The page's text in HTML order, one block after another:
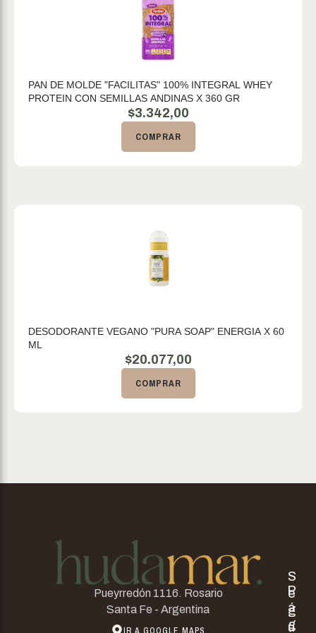
PAN DE MOLDE "FACILITAS" 100% INTEGRAL WHEY
PROTEIN CON SEMILLAS ANDINAS X 360 GR
$3.342,00
COMPRAR
DESODORANTE VEGANO "PURA SOAP" ENERGIA X 60
ML
$20.077,00
COMPRAR
Pueyrredón 1116. Rosario
Santa Fe - Argentina
P
á
g
S
e
g
u